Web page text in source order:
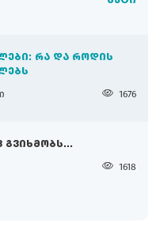
ᲠᲐ ᲓᲐ ᲠᲝᲓᲘᲡ
1676
ᲒᲕᲘᲮᲛᲝᲑᲡ...
1618